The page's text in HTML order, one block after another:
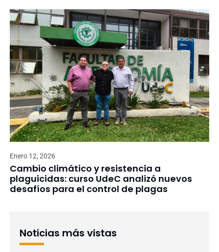
Enero 12, 2026
Cambio climático y resistencia a
plaguicidas: curso UdeC analizó nuevos
desafíos para el control de plagas
Noticias más vistas